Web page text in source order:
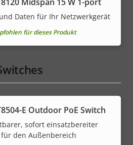
Daten für Ihr Netzwerkgerät
für dieses Produkt
E Outdoor PoE Switch
sofort einsatzbereiter
den Außenbereich